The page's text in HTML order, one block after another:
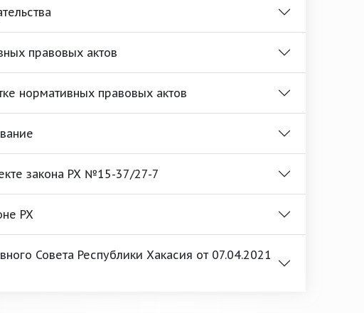
правовых актов
нормативных правовых актов
закона РХ №15-37/27-7
РХ
Совета Республики Хакасия от 07.04.2021